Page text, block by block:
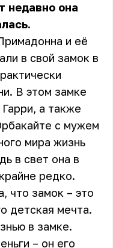
недавно она
и её
в свой замок в
В этом замке
а также
с мужем
мира жизнь
в свет она в
редко.
что замок – это
детская мечта.
в замке.
– он его